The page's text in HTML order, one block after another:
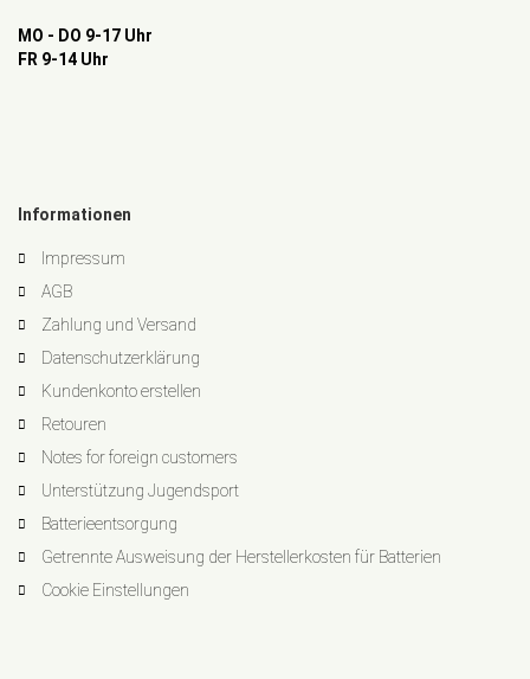
MO - DO 9-17 Uhr
FR 9-14 Uhr
Informationen
Impressum
AGB
Zahlung und Versand
Datenschutzerklärung
Kundenkonto erstellen
Retouren
Notes for foreign customers
Unterstützung Jugendsport
Batterieentsorgung
Getrennte Ausweisung der Herstellerkosten für Batterien
Cookie Einstellungen